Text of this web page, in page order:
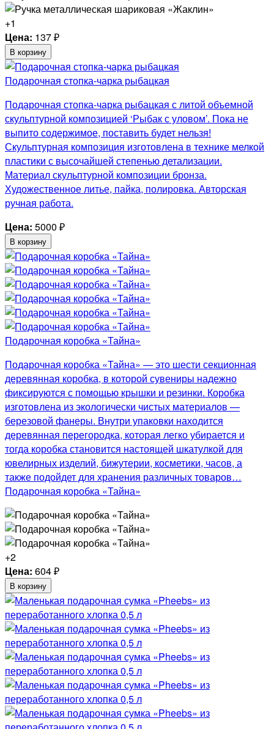
+1
Цена: 137₽
В корзину
Подарочная стопка-чарка рыбацкая
Подарочная стопка-чарка рыбацкая с литой объемной
скульптурной композицией ‘Рыбак с уловом’. Пока не
выпито содержимое, поставить будет нельзя!
Скульптурная композиция изготовлена в технике мелкой
пластики с высочайшей степенью детализации.
Материал скульптурной композиции бронза.
Художественное литье, пайка, полировка. Авторская
ручная работа.
Цена: 5000 ₽
В корзину
Подарочная коробка «Тайна»
Подарочная коробка «Тайна» — это шести секционная
деревянная коробка, в которой сувениры надежно
фиксируются с помощью крышки и резинки. Коробка
изготовлена из экологически чистых материалов —
березовой фанеры. Внутри упаковки находится
деревянная перегородка, которая легко убирается и
тогда коробка становится настоящей шкатулкой для
ювелирных изделий, бижутерии, косметики, часов, а
также подойдет для хранения различных товаров…
Подарочная коробка «Тайна»
+2
Цена: 604₽
В корзину